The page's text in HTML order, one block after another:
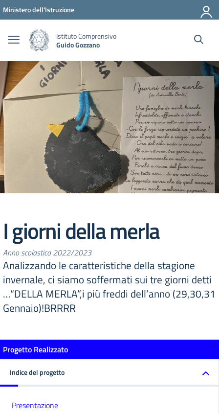
Vai ai contenuti
Vai al menu di navigazione
Vai al footer
Ministero dell'Istruzione
Istituto Comprensivo
Guido Gozzano
I giorni della merla
Anno scolastico 2022/2023
Analizzando le caratteristiche della stagione
invernale, ci siamo soffermati sui tre giorni detti
…“DELLA MERLA”,i più freddi dell’anno (29,30,31
Gennaio)!BRRRR
Progetto Realizzato
Indice del progetto
Presentazione